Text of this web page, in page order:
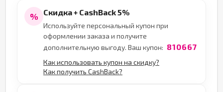
% Скидка + CashBack 5%
Используйте персональный купон при
оформлении заказа и получите
дополнительную выгоду. Ваш купон: 810667
Как использовать купон на скидку?
Как получить CashBack?